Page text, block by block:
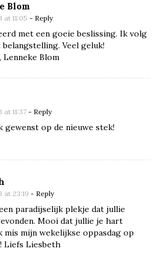
Blom
at 11:05 - Reply
met een goeie beslissing. Ik volg
Veel geluk!
Lenneke Blom
11:37 - Reply
gewenst op de nieuwe stek!
at 23:19 - Reply
paradijselijk plekje dat jullie
Mooi dat jullie je hart
mis mijn wekelijkse oppasdag op
Liefs Liesbeth